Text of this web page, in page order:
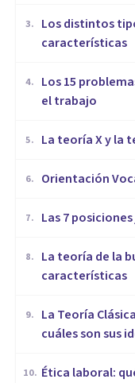
3.
​Los distintos
características
4.
​Los 15
el trabajo
5. La teoría X y la
6. Orientación
7. Las 7
8.
La teoría de la
características
9.
La Teoría
cuáles son sus
10. Ética laboral: